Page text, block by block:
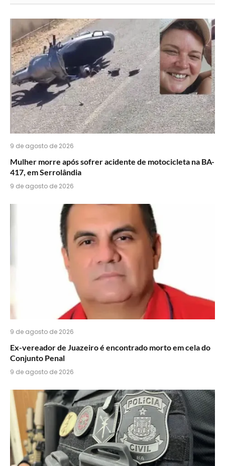
WhatsApp?
9 de agosto de 2026
Mulher morre após sofrer acidente de motocicleta na BA-
417, em Serrolândia
9 de agosto de 2026
9 de agosto de 2026
Ex-vereador de Juazeiro é encontrado morto em cela do
Conjunto Penal
9 de agosto de 2026